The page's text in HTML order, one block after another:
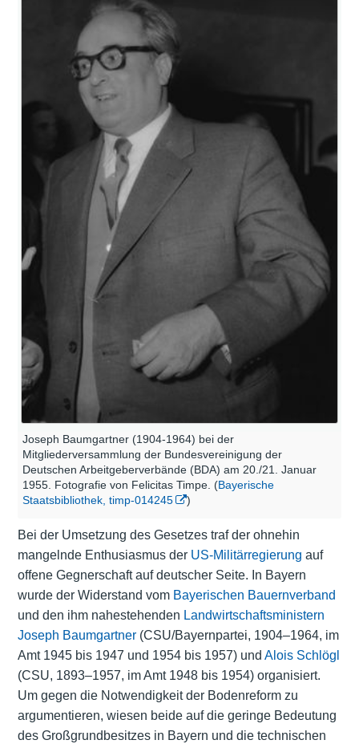
Joseph Baumgartner (1904-1964) bei der
Mitgliederversammlung der Bundesvereinigung der
Deutschen Arbeitgeberverbände (BDA) am 20./21. Januar
1955. Fotografie von Felicitas Timpe. (Bayerische
Staatsbibliothek, timp-014245
)
Bei der Umsetzung des Gesetzes traf der ohnehin
mangelnde Enthusiasmus der US-Militärregierung auf
offene Gegnerschaft auf deutscher Seite. In Bayern
wurde der Widerstand vom Bayerischen Bauernverband
und den ihm nahestehenden Landwirtschaftsministern
Joseph Baumgartner(CSU/Bayernpartei, 1904–1964, im
Amt 1945 bis 1947 und 1954 bis 1957) und Alois Schlögl
(CSU, 1893–1957, im Amt 1948 bis 1954) organisiert.
Um gegen die Notwendigkeit der Bodenreform zu
argumentieren, wiesen beide auf die geringe Bedeutung
des Großgrundbesitzes in Bayern und die technischen